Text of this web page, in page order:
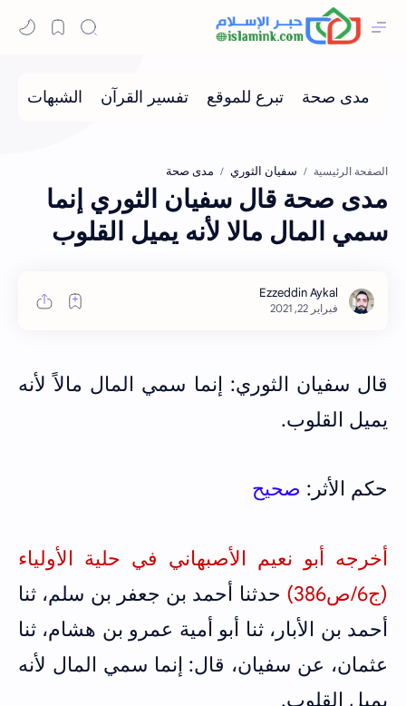
الصفحة الرئيسية سفيان الثوري مدى صحة
مدى صحة قال سفيان الثوري إنما
سمي المال مالا لأنه يميل القلوب
قال سفيان الثوري: إنما سمي المال مالاً لأنه
يميل القلوب.
حكم الأثر: صحيح
أخرجه أبو نعيم الأصبهاني في حلية الأولياء
(ج6/ص386)
حدثنا أحمد بن جعفر بن سلم، ثنا
أحمد بن الأبار، ثنا أبو أمية عمرو بن هشام، ثنا
عثمان، عن سفيان، قال: إنما سمي المال لأنه
يميل القلوب.